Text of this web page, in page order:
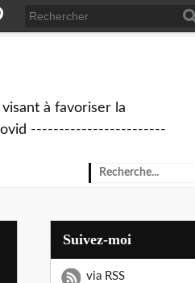
à favoriser la
------------------------
Suivez-moi
via RSS